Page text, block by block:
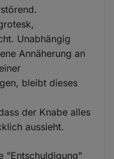
Unabhängig
Annäherung an
bleibt dieses
der Knabe alles
aussieht.
"Entschuldigung"